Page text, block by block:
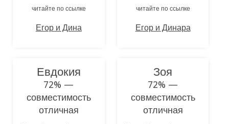
читайте по ссылке
Егор и Дина
читайте по ссылке
Егор и Динара
Евдокия
72% —
совместимость
отличная
Зоя
72% —
совместимость
отличная